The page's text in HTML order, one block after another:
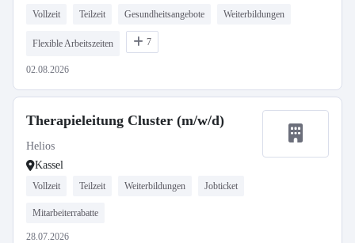
Vollzeit Teilzeit Gesundheitsangebote Weiterbildungen
Flexible Arbeitszeiten 7
02.08.2026
Therapieleitung Cluster (m/w/d)
Helios
Kassel
Vollzeit Teilzeit Weiterbildungen Jobticket
Mitarbeiterrabatte
28.07.2026